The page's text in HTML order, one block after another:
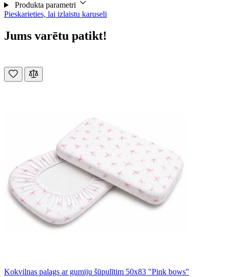
Produkta parametri
Pieskarieties, lai izlaistu karuseli
Jums varētu patikt!
Kokvilnas palags ar gumiju šūpulītim 50x83 "Pink bows"